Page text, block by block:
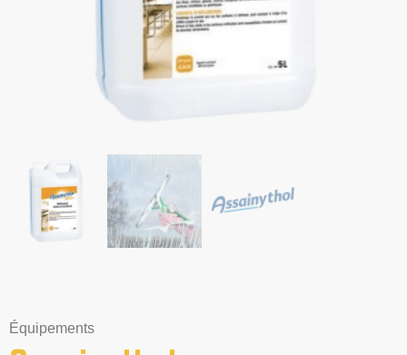
Équipements